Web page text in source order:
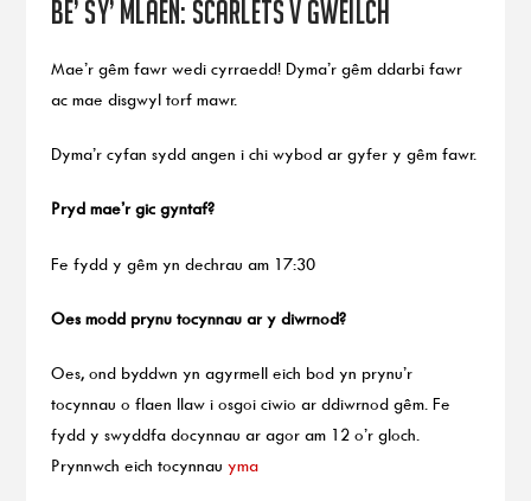
Be’ sy’ mlaen: Scarlets v Gweilch
Mae’r gêm fawr wedi cyrraedd! Dyma’r gêm ddarbi fawr
ac mae disgwyl torf mawr.
Dyma’r cyfan sydd angen i chi wybod ar gyfer y gêm fawr.
Pryd mae’r gic gyntaf?
Fe fydd y gêm yn dechrau am 17:30
Oes modd prynu tocynnau ar y diwrnod?
Oes, ond byddwn yn agyrmell eich bod yn prynu’r
tocynnau o flaen llaw i osgoi ciwio ar ddiwrnod gêm. Fe
fydd y swyddfa docynnau ar agor am 12 o’r gloch.
Prynnwch eich tocynnau yma